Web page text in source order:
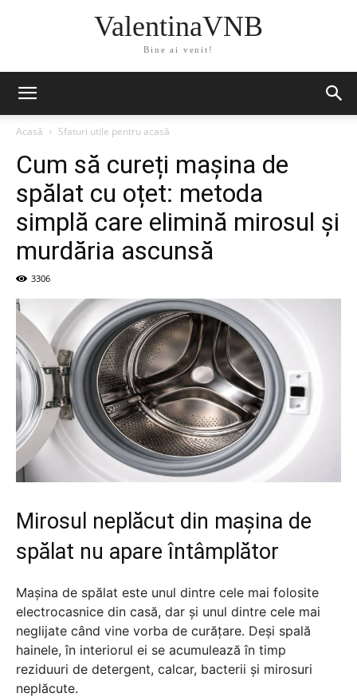
ValentinaVNB
Bine ai venit!
Acasă Sfaturi utile pentru acasă
Cum să cureți mașina de
spălat cu oțet: metoda
simplă care elimină mirosul și
murdăria ascunsă
3306
Mirosul neplăcut din mașina de
spălat nu apare întâmplător
Mașina de spălat este unul dintre cele mai folosite
electrocasnice din casă, dar și unul dintre cele mai
neglijate când vine vorba de curățare. Deși spală
hainele, în interiorul ei se acumulează în timp
reziduuri de detergent, calcar, bacterii și mirosuri
neplăcute.